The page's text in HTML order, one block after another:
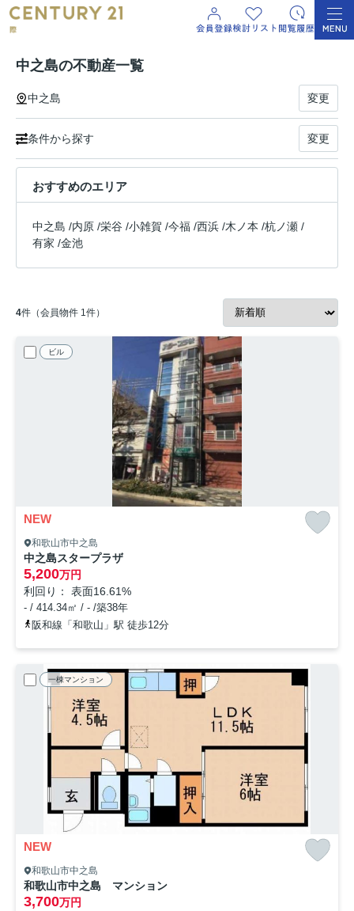
中之島の不動産一覧
中之島 変更
条件から探す 変更
おすすめのエリア
中之島 /内原 /栄谷 /小雑賀 /今福 /西浜 /木ノ本 /杭ノ瀬 /
有家 /金池
4件（会員物件 1件）
ビル
NEW
和歌山市中之島
中之島スタープラザ
5,200万円
利回り： 表面16.61%
- / 414.34㎡ / - /築38年
阪和線「和歌山」駅 徒歩12分
一棟マンション
NEW
和歌山市中之島
和歌山市中之島 マンション
3,700万円